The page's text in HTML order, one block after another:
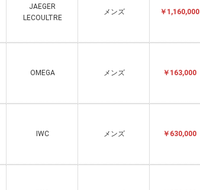
JAEGER
LECOULTRE
メンズ ￥1,160,000
OMEGA メンズ ￥163,000
IWC メンズ ￥630,000